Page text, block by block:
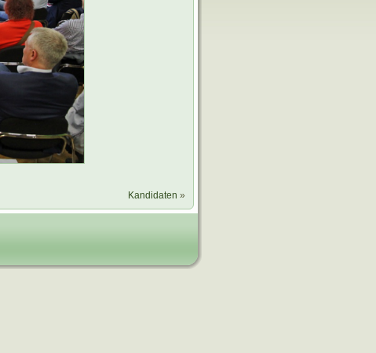
Kandidaten »